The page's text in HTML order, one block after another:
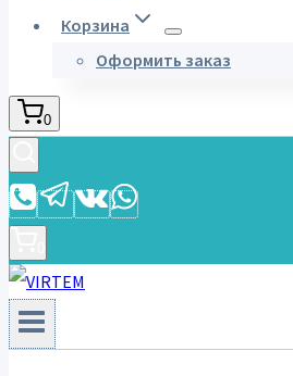
Корзина
Оформить заказ
0